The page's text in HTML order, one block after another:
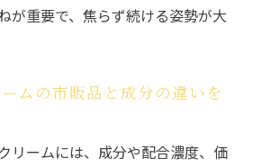
が重要で、焦らず続ける姿勢が大
ムの市販品と成分の違いを
リームには、成分や配合濃度、価